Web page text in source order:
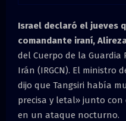
N
U
Israel declaró el jueves
comandante iraní,
del Cuerpo de la Guardia
Irán (IRGCN). El ministro
dijo que Tangsiri había
precisa y letal» junto
en un ataque nocturno.